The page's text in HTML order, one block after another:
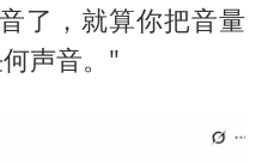
以军士兵把枪口对准中国记者
了，就算你把音量
声音。"